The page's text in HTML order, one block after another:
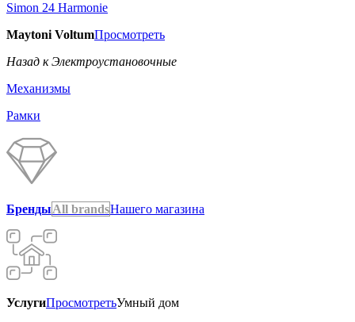
Simon 24 Harmonie
Maytoni VoltumПросмотреть
Назад к Электроустановочные
Механизмы
Рамки
БрендыAll brandsНашего магазина
УслугиПросмотретьУмный дом